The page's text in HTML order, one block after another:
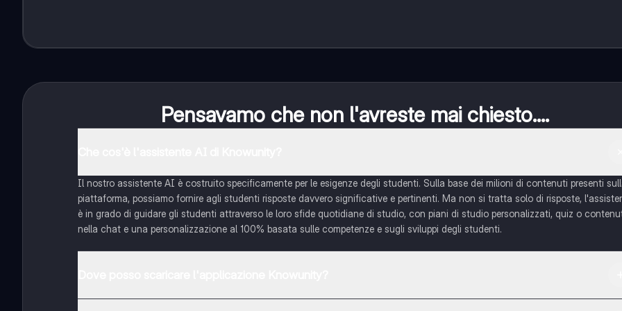
Pensavamo che non l'avreste mai chiesto....
Il nostro assistente AI è costruito specificamente per le esigenze degli studenti. Sulla base dei milioni di contenuti presenti
piattaforma, possiamo fornire agli studenti risposte davvero significative e pertinenti. Ma non si tratta solo di risposte,
è in grado di guidare gli studenti attraverso le loro sfide quotidiane di studio, con piani di studio personalizzati, quiz o
nella chat e una personalizzazione al 100% basata sulle competenze e sugli sviluppi degli studenti.